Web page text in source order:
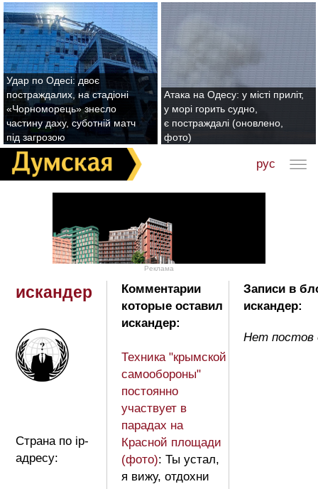
Удар по Одесі: двоє
постраждалих, на стадіоні
«Чорноморець» знесло
частину даху, суботній матч
під загрозою
Атака на Одесу: у місті приліт,
у морі горить судно,
є постраждалі (оновлено,
фото)
рус
Реклама
искандер
Страна по ip-
адресу:
Комментарии
которые оставил
искандер:
Техника "крымской
самообороны"
постоянно
участвует в
парадах на
Красной площади
(фото): Ты устал,
я вижу, отдохни
Записи в
искандер:
Нет постов